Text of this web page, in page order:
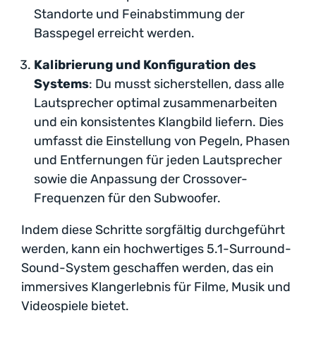
Standorte und Feinabstimmung der
Basspegel erreicht werden.
Kalibrierung und Konfiguration des
Systems: Du musst sicherstellen, dass alle
Lautsprecher optimal zusammenarbeiten
und ein konsistentes Klangbild liefern. Dies
umfasst die Einstellung von Pegeln, Phasen
und Entfernungen für jeden Lautsprecher
sowie die Anpassung der Crossover-
Frequenzen für den Subwoofer.
Indem diese Schritte sorgfältig durchgeführt
werden, kann ein hochwertiges 5.1-Surround-
Sound-System geschaffen werden, das ein
immersives Klangerlebnis für Filme, Musik und
Videospiele bietet.